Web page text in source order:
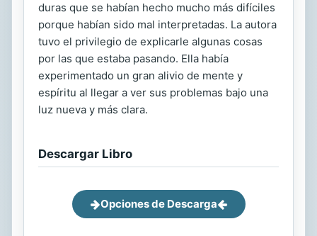
duras que se habían hecho mucho más difíciles
porque habían sido mal interpretadas. La autora
tuvo el privilegio de explicarle algunas cosas
por las que estaba pasando. Ella había
experimentado un gran alivio de mente y
espíritu al llegar a ver sus problemas bajo una
luz nueva y más clara.
Descargar Libro
Opciones de Descarga